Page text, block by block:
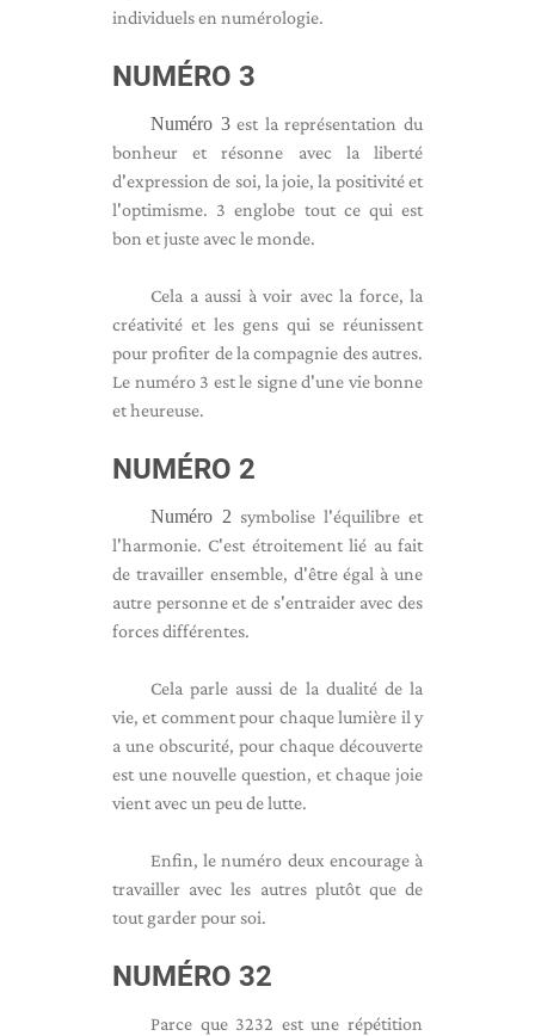
individuels en numérologie.
NUMÉRO 3
Numéro 3est la représentation du
bonheur et résonne avec la liberté
d'expression de soi, la joie, la positivité et
l'optimisme. 3 englobe tout ce qui est
bon et juste avec le monde.
Cela a aussi à voir avec la force, la
créativité et les gens qui se réunissent
pour profiter de la compagnie des autres.
Le numéro 3 est le signe d'une vie bonne
et heureuse.
NUMÉRO 2
Numéro 2 symbolise l'équilibre et
l'harmonie. C'est étroitement lié au fait
de travailler ensemble, d'être égal à une
autre personne et de s'entraider avec des
forces différentes.
Cela parle aussi de la dualité de la
vie, et comment pour chaque lumière il y
a une obscurité, pour chaque découverte
est une nouvelle question, et chaque joie
vient avec un peu de lutte.
Enfin, le numéro deux encourage à
travailler avec les autres plutôt que de
tout garder pour soi.
NUMÉRO 32
Parce que 3232 est une répétition